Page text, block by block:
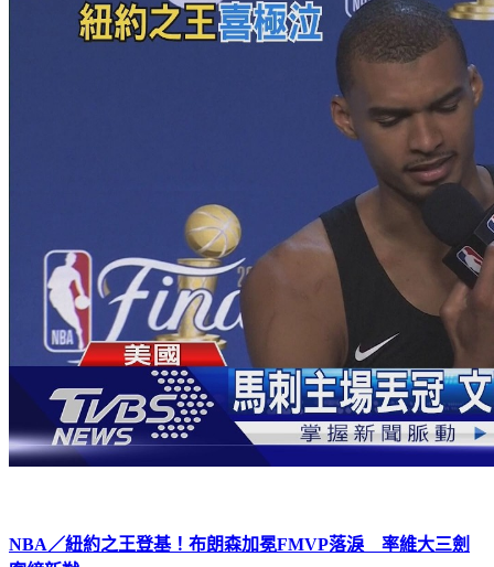
NBA／紐約之王登基！布朗森加冕FMVP落淚 率維大三劍